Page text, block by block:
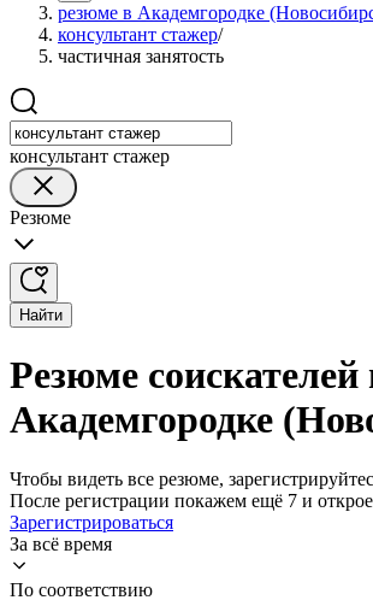
резюме в Академгородке
консультант стажер/
частичная занятость
консультант стажер
Резюме
Найти
Резюме
Академгородке
Чтобы видеть все резюме,
После регистрации покажем ещё 7 и
Зарегистрироваться
За всё время
По соответствию